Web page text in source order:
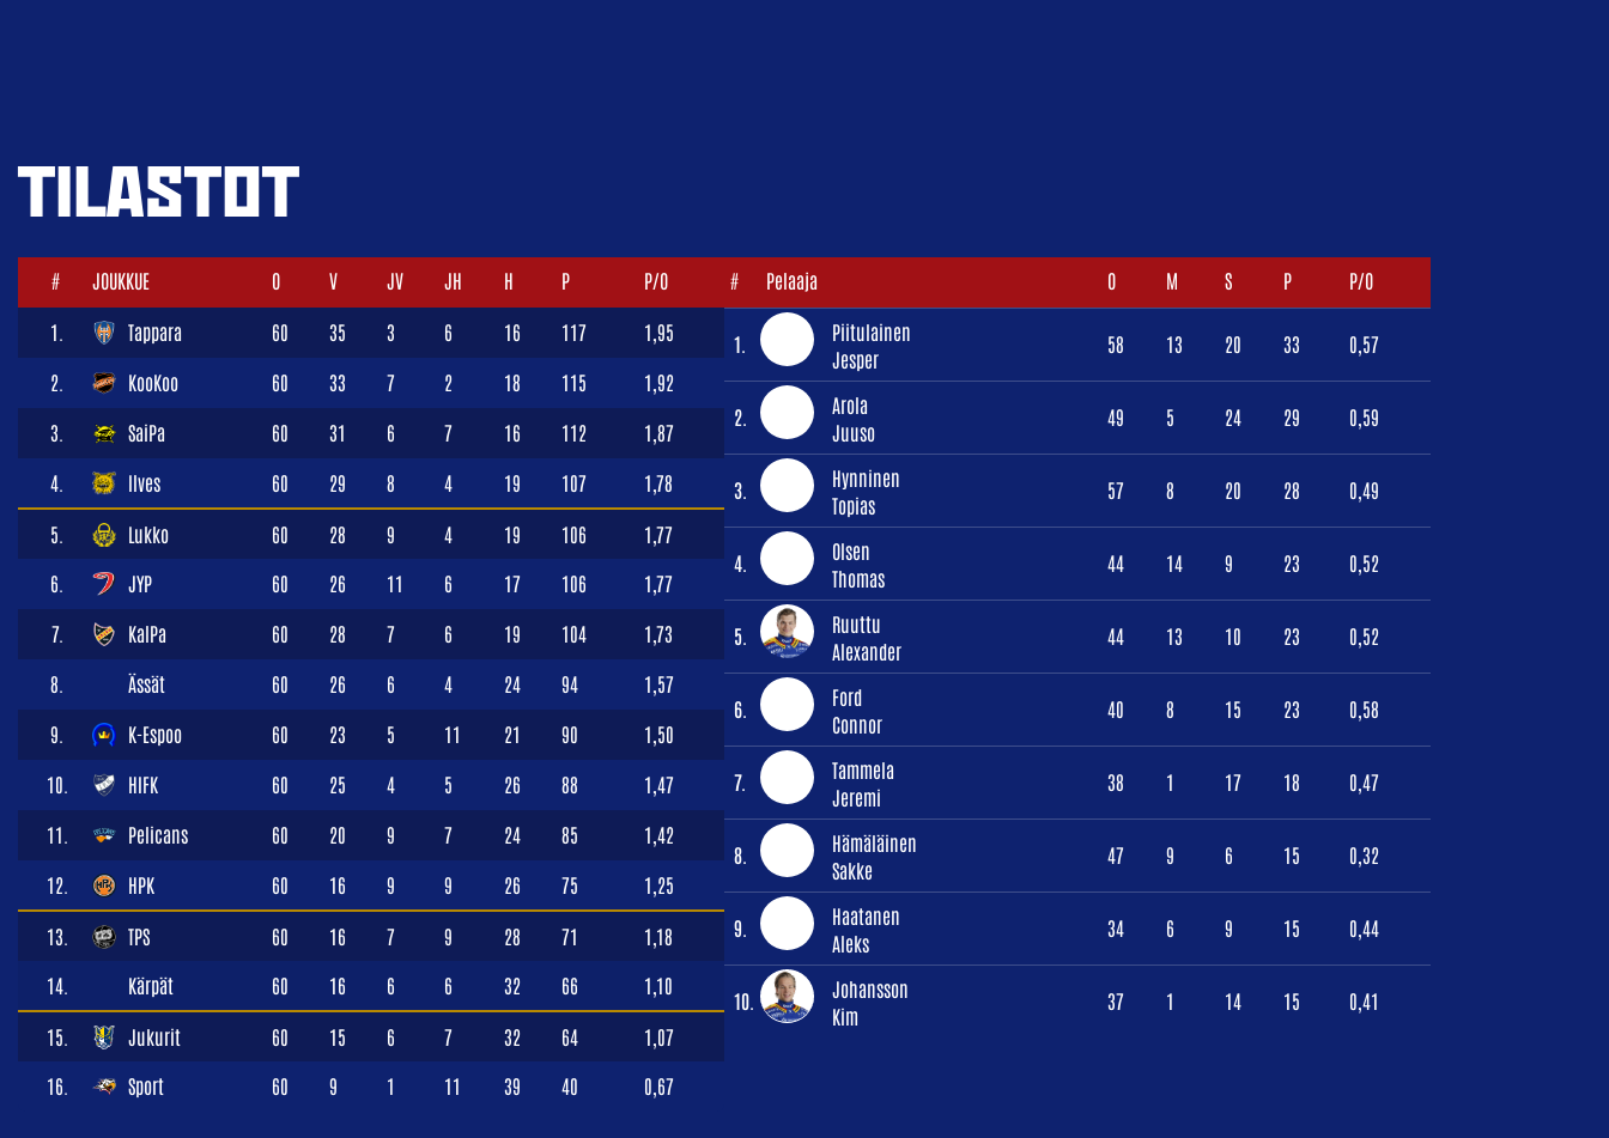
TILASTOT
# JOUKKUE O V JV JH H P P/O
1. Tappara 60 35 3 6 16 117 1,95
2. KooKoo 60 33 7 2 18 115 1,92
3. SaiPa 60 31 6 7 16 112 1,87
4. Ilves 60 29 8 4 19 107 1,78
5. Lukko 60 28 9 4 19 106 1,77
6. JYP 60 26 11 6 17 106 1,77
7. KalPa 60 28 7 6 19 104 1,73
8. Ässät 60 26 6 4 24 94 1,57
9. K-Espoo 60 23 5 11 21 90 1,50
10. HIFK 60 25 4 5 26 88 1,47
11. Pelicans 60 20 9 7 24 85 1,42
12. HPK 60 16 9 9 26 75 1,25
13. TPS 60 16 7 9 28 71 1,18
14. Kärpät 60 16 6 6 32 66 1,10
15. Jukurit 60 15 6 7 32 64 1,07
16. Sport 60 9 1 11 39 40 0,67
# Pelaaja O M S P P/O
1.
Piitulainen
Jesper
58 13 20 33 0,57
2.
Arola
Juuso
49 5 24 29 0,59
3.
Hynninen
Topias
57 8 20 28 0,49
4.
Olsen
Thomas
44 14 9 23 0,52
5.
Ruuttu
Alexander
44 13 10 23 0,52
6.
Ford
Connor
40 8 15 23 0,58
7.
Tammela
Jeremi
38 1 17 18 0,47
8.
Hämäläinen
Sakke
47 9 6 15 0,32
9.
Haatanen
Aleks
34 6 9 15 0,44
10.
Johansson
Kim
37 1 14 15 0,41